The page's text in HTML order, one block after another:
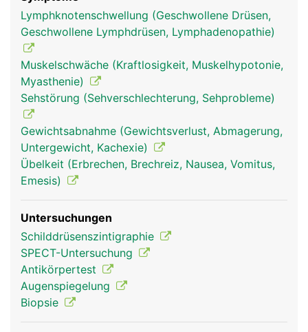
System Frau
System Mann
Kopf Links Frau
Lymphknotenschwellung (Geschwollene Drüsen,
Geschwollene Lymphdrüsen, Lymphadenopathie)
Muskelschwäche (Kraftlosigkeit, Muskelhypotonie,
Myasthenie)
Sehstörung (Sehverschlechterung, Sehprobleme)
Gewichtsabnahme (Gewichtsverlust, Abmagerung,
Untergewicht, Kachexie)
Übelkeit (Erbrechen, Brechreiz, Nausea, Vomitus,
Emesis)
Untersuchungen
Schilddrüsenszintigraphie
SPECT-Untersuchung
Antikörpertest
Augenspiegelung
Biopsie